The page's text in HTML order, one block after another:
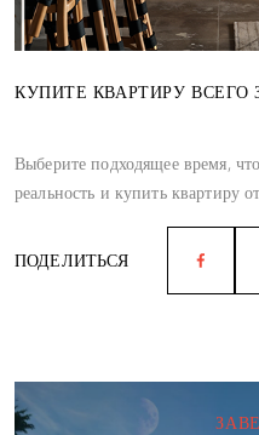
КУПИТЕ КВАРТИРУ ВСЕГО
Выберите подходящее время,
реальность и купить квартиру
ПОДЕЛИТЬСЯ